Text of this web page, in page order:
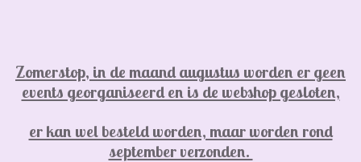
Zomerstop, in de maand augustus worden er geen
events georganiseerd en is de webshop gesloten,
er kan wel besteld worden, maar worden rond
september verzonden.